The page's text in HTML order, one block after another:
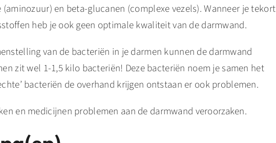
en beta-glucanen (complexe vezels). Wanneer je tekort
heb je ook geen optimale kwaliteit van de darmwand.
van de bacteriën in je darmen kunnen de darmwand
zit wel 1-1,5 kilo bacteriën! Deze bacteriën noem je samen het
bacteriën de overhand krijgen ontstaan er ook problemen.
en medicijnen problemen aan de darmwand veroorzaken.